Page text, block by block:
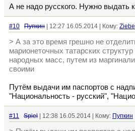
А не надо русского. Нужно выдать
#10 Пупкин | 12:27 16.05.2014 | Кому: Ziebel
> А за это время грешно не
марионеточных татарских
народных масс, путем из
своими
Путём выдачи им паспортов с
"Национальность - русский",
#11 Spiel | 12:38 16.05.2014 | Кому: Пупкин